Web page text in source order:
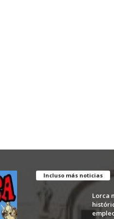
Incluso más noticias
Lorca